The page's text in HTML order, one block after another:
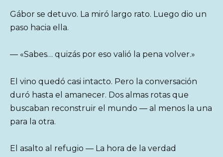
Gábor se detuvo. La miró largo rato. Luego dio un
paso hacia ella.
— «Sabes… quizás por eso valió la pena volver.»
El vino quedó casi intacto. Pero la conversación
duró hasta el amanecer. Dos almas rotas que
buscaban reconstruir el mundo — al menos la una
para la otra.
El asalto al refugio — La hora de la verdad